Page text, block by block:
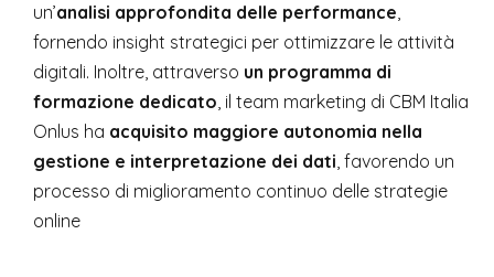
un’analisi approfondita delle performance,
fornendo insight strategici per ottimizzare le attività
digitali. Inoltre, attraverso un programma di
formazione dedicato, il team marketing di CBM Italia
Onlus ha acquisito maggiore autonomia nella
gestione e interpretazione dei dati, favorendo un
processo di miglioramento continuo delle strategie
online